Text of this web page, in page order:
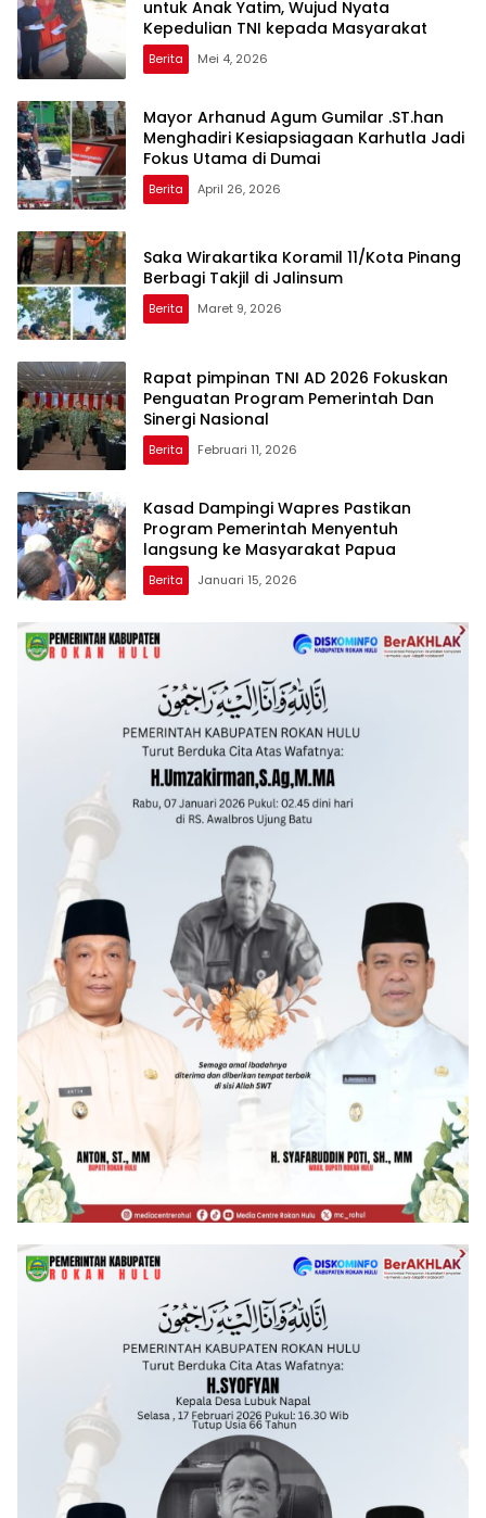
untuk Anak Yatim, Wujud Nyata
Kepedulian TNI kepada Masyarakat
Berita Mei 4, 2026
Mayor Arhanud Agum Gumilar .ST.han
Menghadiri Kesiapsiagaan Karhutla Jadi
Fokus Utama di Dumai
Berita April 26, 2026
Saka Wirakartika Koramil 11/Kota Pinang
Berbagi Takjil di Jalinsum
Berita Maret 9, 2026
Rapat pimpinan TNI AD 2026 Fokuskan
Penguatan Program Pemerintah Dan
Sinergi Nasional
Berita Februari 11, 2026
Kasad Dampingi Wapres Pastikan
Program Pemerintah Menyentuh
langsung ke Masyarakat Papua
Berita Januari 15, 2026